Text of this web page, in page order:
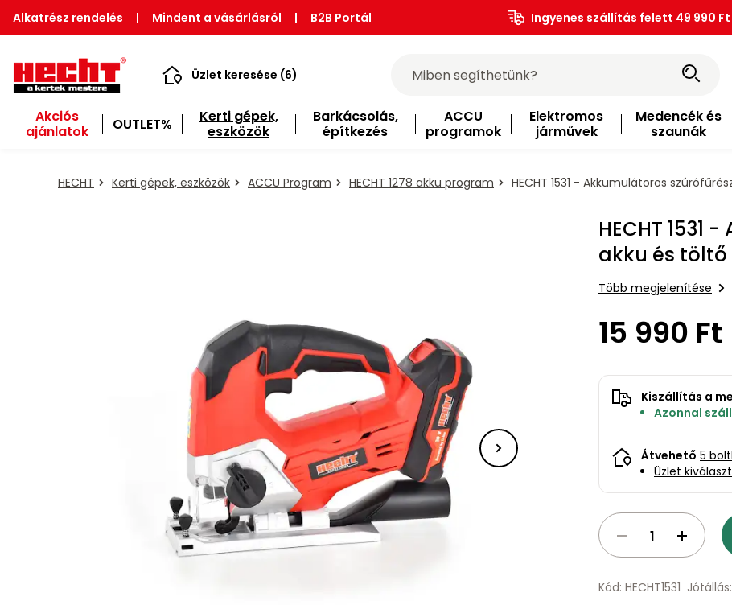
Alkatrész rendelés | Mindent a vásárlásról | B2B Portál Ingyenes szállítás felett 49 990 Ft
Üzlet keresése (6)
Akciós
ajánlatok
OUTLET%
Kerti gépek,
eszközök
Barkácsolás,
építkezés
ACCU
programok
Elektromos
járművek
Medencék és
szaunák
HECHT Kerti gépek, eszközök ACCU Program HECHT 1278 akku program HECHT 1531 - Akkumulátoros
HECHT 1531
akku és
Több megjelenítése
15 990 Ft
Kiszállítás a
Azonnal
Átvehető 5
Üzlet
Kód: HECHT1531